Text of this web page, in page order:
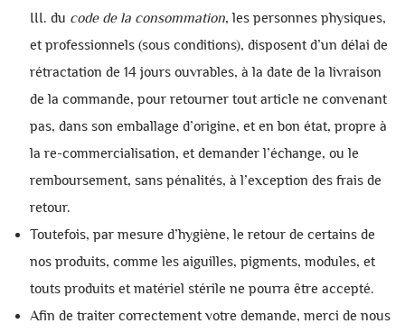
III. du code de la consommation, les personnes physiques,
et professionnels (sous conditions), disposent d’un délai de
rétractation de 14 jours ouvrables, à la date de la livraison
de la commande, pour retourner tout article ne convenant
pas, dans son emballage d’origine, et en bon état, propre à
la re-commercialisation, et demander l’échange, ou le
remboursement, sans pénalités, à l’exception des frais de
retour.
Toutefois, par mesure d’hygiène, le retour de certains de
nos produits, comme les aiguilles, pigments, modules, et
touts produits et matériel stérile ne pourra être accepté.
Afin de traiter correctement votre demande, merci de nous